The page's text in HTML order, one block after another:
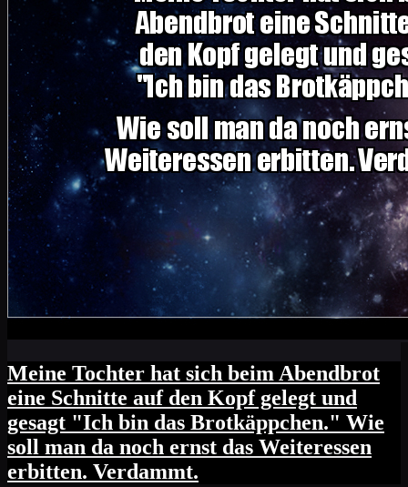
Meine Tochter hat sich beim Abendbrot
eine Schnitte auf den Kopf gelegt und
gesagt "Ich bin das Brotkäppchen." Wie
soll man da noch ernst das Weiteressen
erbitten. Verdammt.